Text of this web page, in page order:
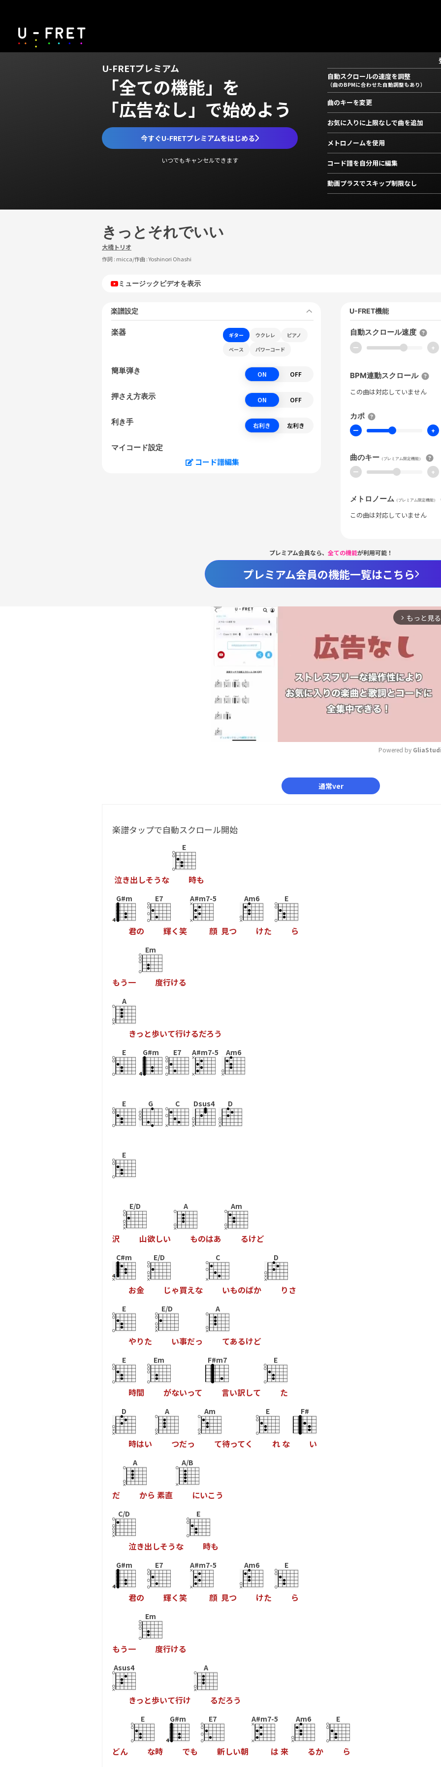
U-FRETプレミアム
「全ての機能」を
「広告なし」で始めよう
今すぐU-FRETプレミアムをはじめる
いつでもキャンセルできます
自動スクロールの速度を調整
（曲のBPMに合わせた自動調整もあり）
曲のキーを変更
お気に入りに上限なしで曲を追加
メトロノームを使用
コード譜を自分用に編集
動画プラスでスキップ制限なし
きっとそれでいい
大橋トリオ
作詞 : micca/作曲 :Yoshinori Ohashi
ミュージックビデオを表示
楽譜設定
楽器 ギター ウクレレ
ピアノ
ベース
パワーコード
簡単弾き ON OFF
押さえ方表示 ON OFF
利き手 右利き 左利き
マイコード設定
コード譜編集
U-FRET機能
自動スクロール速度
ー +
BPM連動スクロール
この曲は対応していません
カポ
ー +
曲のキー （プレミアム限定機能）
ー +
メトロノーム （プレミアム限定機能）
この曲は対応していません
プレミアム会員なら、 全ての機能が利用可能！
プレミアム会員の機能一覧はこちら
arrow_forward_ios もっと見る
Powered by
通常ver
楽譜タップで自動スクロール開始
泣き出しそうな
E
時も
G#m
君の
E7
輝く笑
A#m7-5
顔 見つ
Am6
けた
E
ら
もう一
Em
度行ける
A
きっ と歩いて行けるだろう
E G#m E7 A#m7-5 Am6
E G C Dsus4 D
E
沢
E/D
山欲しい
A
ものはあ
Am
るけど
C#m
お金
E/D
じゃ買えな
C
いものばか
D
り さ
E
やりた
E/D
い事だっ
A
てあるけど
E
時間
Em
がないって
F#m7
言い訳して
E
た
D
時はい
A
つだっ
Am
て待ってく
E
れ な
F#
い
だ
A
から 素直
A/B
にいこ う
C/D
泣き出しそうな
E
時も
G#m
君の
E7
輝く笑
A#m7-5
顔 見つ
Am6
けた
E
ら
もう一
Em
度行ける
Asus4
きっ と歩いて行け
A
るだろう
どん
E
な時
G#m
でも
E7
新しい朝
A#m7-5
は 来
Am6
るか
E
ら